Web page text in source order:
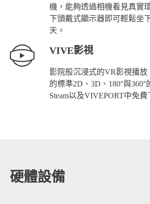
機，能夠透過相機看見真實
下頭戴式顯示器即可輕鬆坐
天。
VIVE影視
影院般沉浸式的VR影視播
的標準2D、3D、180°與
Steam以及VIVEPORT中免費
硬體設備